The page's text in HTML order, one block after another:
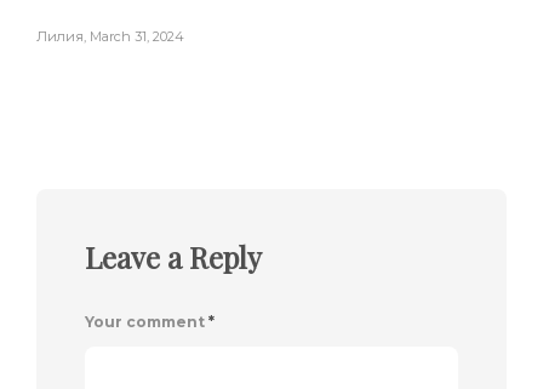
Лилия, March 31, 2024
Leave a Reply
Your comment *